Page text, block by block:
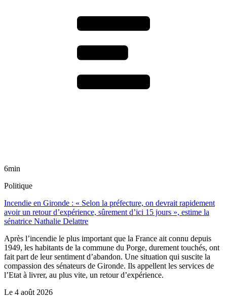
6min
Politique
Incendie en Gironde : « Selon la préfecture, on devrait rapidement
avoir un retour d’expérience, sûrement d’ici 15 jours », estime la
sénatrice Nathalie Delattre
Après l’incendie le plus important que la France ait connu depuis
1949, les habitants de la commune du Porge, durement touchés, ont
fait part de leur sentiment d’abandon. Une situation qui suscite la
compassion des sénateurs de Gironde. Ils appellent les services de
l’Etat à livrer, au plus vite, un retour d’expérience.
Le 4 août 2026